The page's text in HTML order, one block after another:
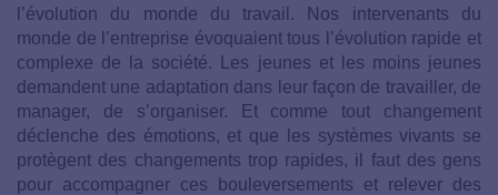
l’évolution du monde du travail. Nos intervenants du
monde de l’entreprise évoquaient tous l’évolution rapide et
complexe de la société. Les jeunes et les moins jeunes
demandent une adaptation dans leur façon de travailler, de
manager, de s’organiser. Et comme tout changement
déclenche des émotions, et que les systèmes vivants se
protègent des changements trop rapides, il faut des gens
pour accompagner ces bouleversements et relever des